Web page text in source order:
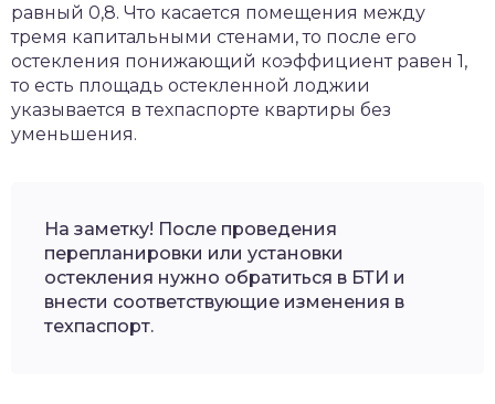
равный 0,8. Что касается помещения между
тремя капитальными стенами, то после его
остекления понижающий коэффициент равен 1,
то есть площадь остекленной лоджии
указывается в техпаспорте квартиры без
уменьшения.
На заметку! После проведения
перепланировки или установки
остекления нужно обратиться в БТИ и
внести соответствующие изменения в
техпаспорт.